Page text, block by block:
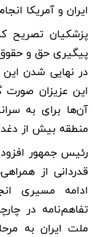
ایران و آمریکا
پزشکیان تصریح
پیگیری حق و حقوق
در نهایی شدن
این عزیزان صورت
آن‌ها برای به
منطقه بیش از
رئیس جمهور
قدردانی از
ادامه مسیری
تفاهم‌نامه در
ملت ایران به